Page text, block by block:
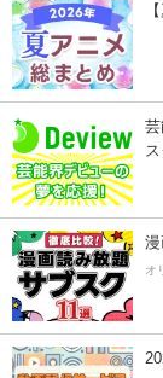
漫
オ